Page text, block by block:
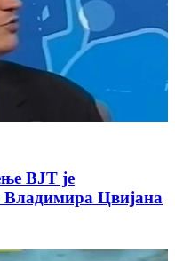
ВЈТ је
Владимира Цвијана